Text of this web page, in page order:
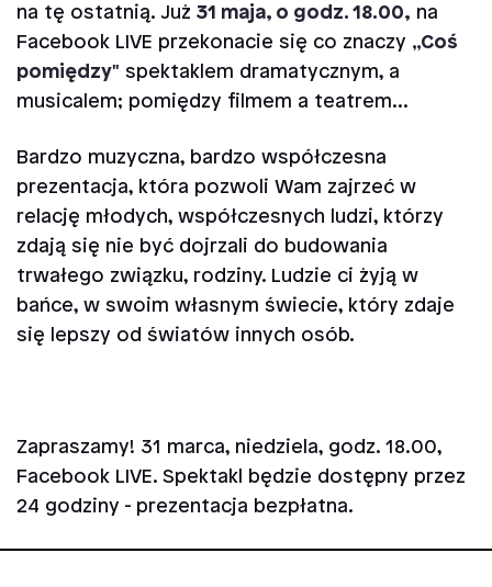
na tę ostatnią. Już 31 maja, o godz. 18.00, na
Facebook LIVE przekonacie się co znaczy „Coś
pomiędzy" spektaklem dramatycznym, a
musicalem; pomiędzy filmem a teatrem...
Bardzo muzyczna, bardzo współczesna
prezentacja, która pozwoli Wam zajrzeć w
relację młodych, współczesnych ludzi, którzy
zdają się nie być dojrzali do budowania
trwałego związku, rodziny. Ludzie ci żyją w
bańce, w swoim własnym świecie, który zdaje
się lepszy od światów innych osób.
Zapraszamy! 31 marca, niedziela, godz. 18.00,
Facebook LIVE. Spektakl będzie dostępny przez
24 godziny - prezentacja bezpłatna.